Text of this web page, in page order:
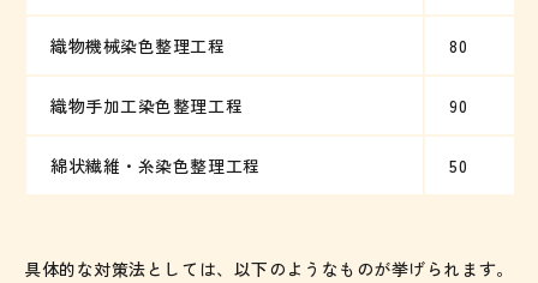
織物機械染色整理工程 80
織物手加工染色整理工程 90
綿状繊維・糸染色整理工程 50
具体的な対策法としては、以下のようなものが挙げられます。